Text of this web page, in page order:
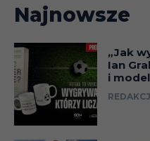
Najnowsze
„Jak
Ian
i